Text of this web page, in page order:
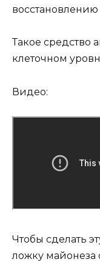
восстановлению
Такое средство
клеточном
Видео:
Чтобы сделать
ложку